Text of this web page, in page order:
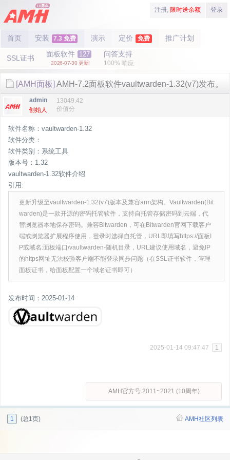
注册, 限时送余额 登录
首页 安装 7.3 免费 演示 定价 免费 推广计划
SSL证书 面板软件 127
2026-07-30 更新!
问答支持
100% 响应
[AMH面板] AMH-7.2面板软件vaultwarden-1.32(v7)发布。
admin
创始人
13049.42
价值分
软件名称：vaultwarden-1.32
软件分类：
软件类别：系统工具
版本号：1.32
vaultwarden-1.32软件介绍
引用:
更新升级至vaultwarden-1.32(v7)版本及兼容arm架构。Vaultwarden(Bit
warden)是一款开源的密码托管软件，支持自托管存储密码到云端，代
替浏览器本地保存密码。兼容Bitwarden，可在Bitwarden官网下载客户
端或浏览器扩展程序使用，登录时选择自托管，URL即填写https://面板I
P或域名:面板端口/vaultwarden-随机目录，URL建议使用域名，避免IP
的https网址无法校验客户端不能登录同步问题（在SSL证书软件，管理
面板证书，给面板配置一个域名证书即可）
发布时间：2025-01-14
2025-01-14 09:47:47 1
AMH官方号 2011~2021 (10周年)
1 (总1页) AMH社区列表